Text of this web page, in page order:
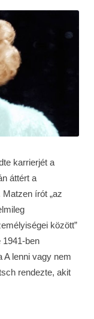
karrierjét a
áttért a
írót „az
között”
1941-ben
A lenni vagy nem
rendezte, akit